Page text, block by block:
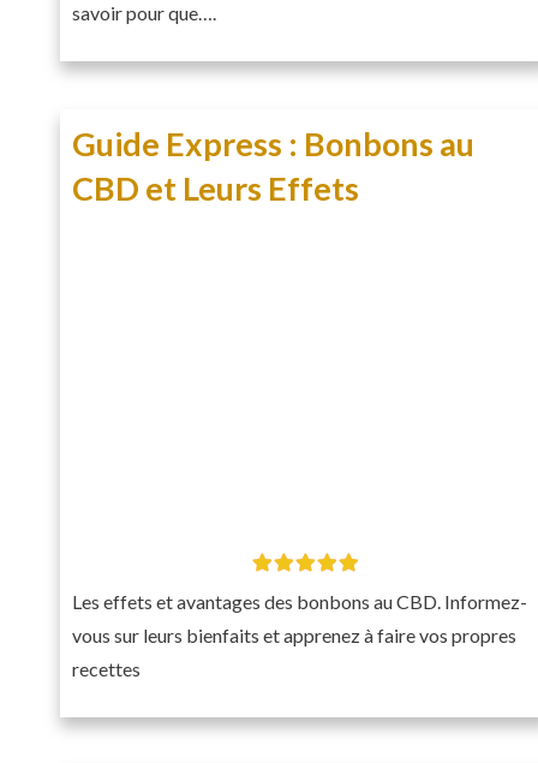
savoir pour que….
Guide Express : Bonbons au
CBD et Leurs Effets
Les effets et avantages des bonbons au CBD. Informez-
vous sur leurs bienfaits et apprenez à faire vos propres
recettes